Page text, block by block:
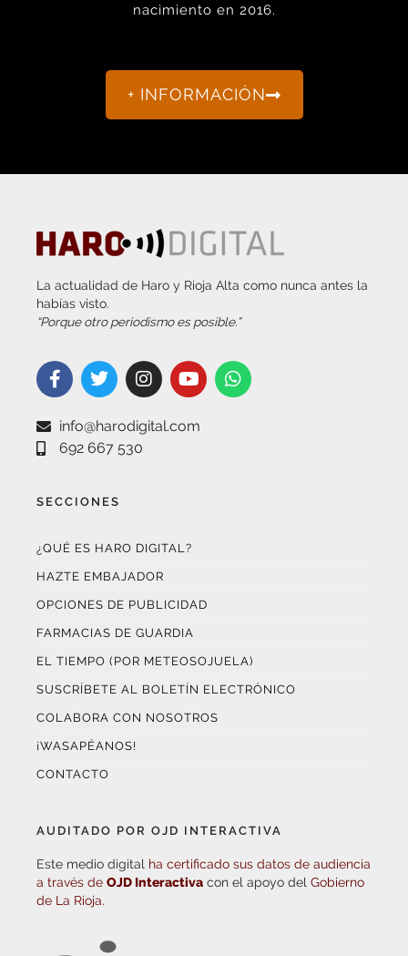
nacimiento en 2016.
+ INFORMACIÓN
La actualidad de Haro y Rioja Alta como nunca antes la
habías visto.
“Porque otro periodismo es posible.”
info@harodigital.com
692 667 530
SECCIONES
¿QUÉ ES HARO DIGITAL?
HAZTE EMBAJADOR
OPCIONES DE PUBLICIDAD
FARMACIAS DE GUARDIA
EL TIEMPO (POR METEOSOJUELA)
SUSCRÍBETE AL BOLETÍN ELECTRÓNICO
COLABORA CON NOSOTROS
¡WASAPÉANOS!
CONTACTO
AUDITADO POR OJD INTERACTIVA
Este medio digital ha certificado sus datos de audiencia
a través de OJD Interactiva con el apoyo del Gobierno
de La Rioja.